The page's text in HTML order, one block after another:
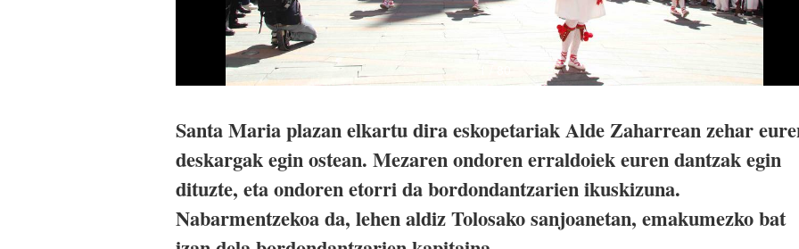
Santa Maria plazan elkartu dira eskopetariak Alde Zaharrean zehar
deskargak egin ostean. Mezaren ondoren erraldoiek euren dantzak egin
dituzte, eta ondoren etorri da bordondantzarien ikuskizuna.
Nabarmentzekoa da, lehen aldiz Tolosako sanjoanetan, emakumezko bat